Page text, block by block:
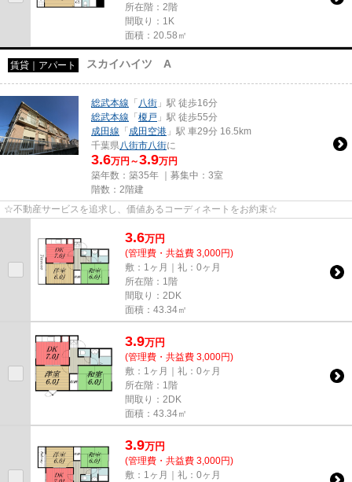
所在階：2階
間取り：1K
面積：20.58㎡
賃貸｜アパート スカイハイツ A
総武本線 「 八街 」駅 徒歩16分
総武本線 「榎戸 」駅 徒歩55分
成田線 「成田空港 」駅 車29分 16.5km
千葉県 八街市八街に
3.6万円～3.9万円
築年数：築35年 ｜募集中： 3室
階数：2階建
☆不動産サービスを追求し、価値あるコーディネートをお約束☆
3.6万円
(管理費・共益費 3,000円)
敷：1ヶ月｜礼：0ヶ月
所在階：1階
間取り：2DK
面積：43.34㎡
3.9万円
(管理費・共益費 3,000円)
敷：1ヶ月｜礼：0ヶ月
所在階：1階
間取り：2DK
面積：43.34㎡
3.9万円
(管理費・共益費 3,000円)
敷：1ヶ月｜礼：0ヶ月